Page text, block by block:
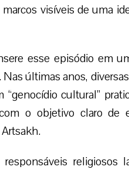
visíveis de uma
esse episódio em
últimas anos,
cultural”
o objetivo claro de
religiosos